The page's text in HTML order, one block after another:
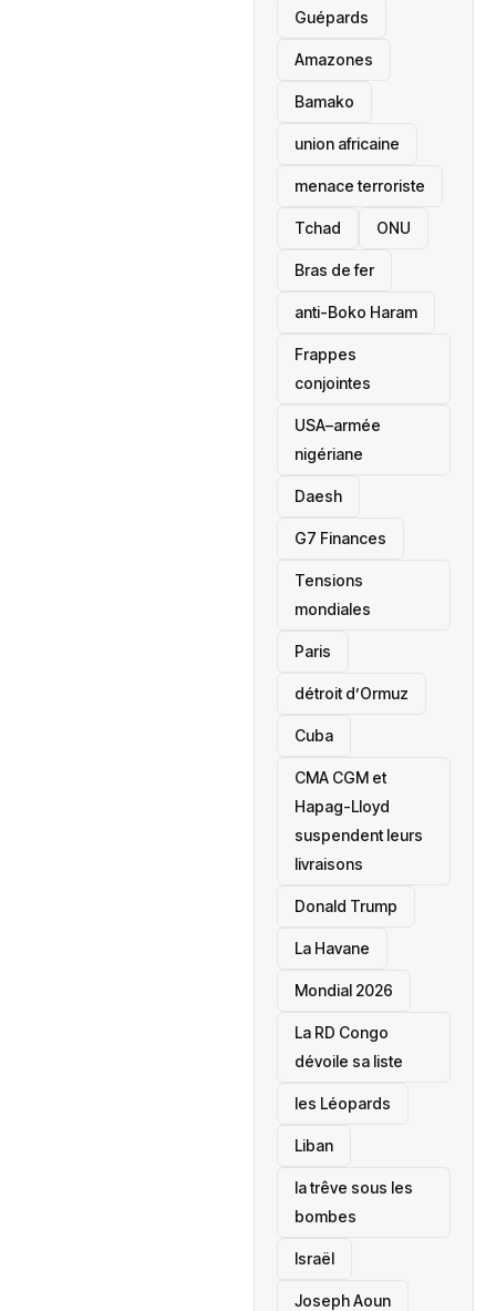
Guépards
Amazones
Bamako
union africaine
menace terroriste
‎Tchad ONU
Bras de fer
anti-Boko Haram
Frappes
conjointes
USA–armée
nigériane
Daesh
‎G7 Finances
Tensions
mondiales
Paris
détroit d’Ormuz
‎Cuba
CMA CGM et
Hapag-Lloyd
suspendent leurs
livraisons
Donald Trump
La Havane
Mondial 2026
La RD Congo
dévoile sa liste
les Léopards
‎Liban
la trêve sous les
bombes
Israël
Joseph Aoun